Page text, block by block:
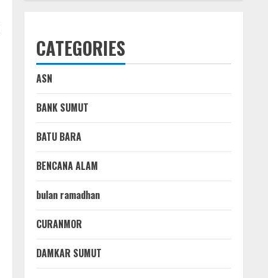
CATEGORIES
ASN
BANK SUMUT
BATU BARA
BENCANA ALAM
bulan ramadhan
CURANMOR
DAMKAR SUMUT